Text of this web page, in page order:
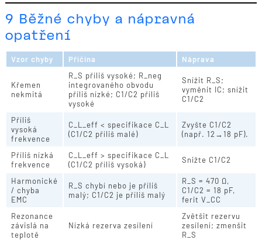
9 Běžné chyby a nápravná
opatření
Vzor chyby Příčina Náprava
Křemen
nekmitá
R_S příliš vysoké; R_neg
integrovaného obvodu
příliš nízké; C1/C2 příliš
vysoké
Snížit R_S;
vyměnit IC; snížit
C1/C2
Příliš
vysoká
frekvence
C_L_eff < specifikace C_L
(C1/C2 příliš malé)
Zvyšte C1/C2
(např. 12→18 pF).
Příliš nízká
frekvence
C_L_eff > specifikace C_L
(C1/C2 příliš vysoká)
Snižte C1/C2
Harmonické
/ chyba
EMC
R_S chybí nebo je příliš
malý; C1/C2 je příliš malý
R_S = 470 Ω,
C1/C2 = 18 pF,
ferit V_CC
Rezonance
závislá na
teplotě
Nízká rezerva zesílení
Zvětšit rezervu
zesílení; zmenšit
R_S